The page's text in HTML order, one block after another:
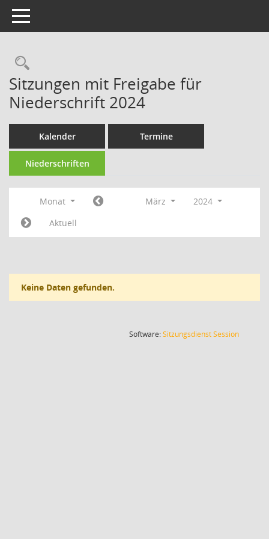
Toggle navigation
Rechercheauswahl
Sitzungen mit Freigabe für
Niederschrift 2024
Kalender Termine
Niederschriften
Monat März
2024
Aktuell
Keine Daten gefunden.
Software:SitzungsdienstSession(Wird in